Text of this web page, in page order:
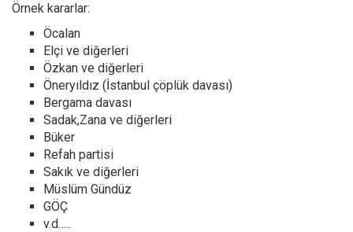
Örnek kararlar:
Öcalan
Elçi ve diğerleri
Özkan ve diğerleri
Öneryıldız (İstanbul çöplük davası)
Bergama davası
Sadak,Zana ve diğerleri
Büker
Refah partisi
Sakık ve diğerleri
Müslüm Gündüz
GÖÇ
v.d…..